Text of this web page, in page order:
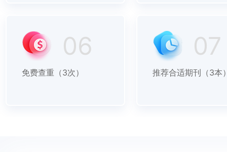
06
免费查重（3次）
07
推荐合适期刊（3本